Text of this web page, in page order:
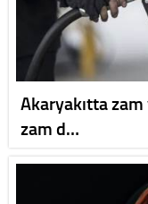
Akaryakıtta
zam d…